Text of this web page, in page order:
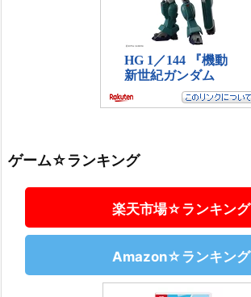
ゲーム☆ランキング
楽天市場☆ランキング
Amazon☆ランキング